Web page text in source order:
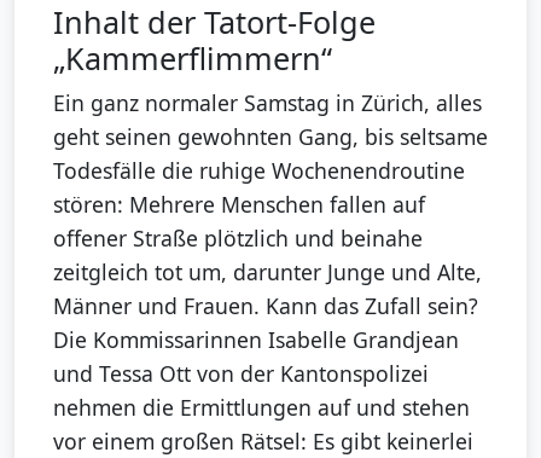
Inhalt der Tatort-Folge
„Kammerflimmern“
Ein ganz normaler Samstag in Zürich, alles
geht seinen gewohnten Gang, bis seltsame
Todesfälle die ruhige Wochenendroutine
stören: Mehrere Menschen fallen auf
offener Straße plötzlich und beinahe
zeitgleich tot um, darunter Junge und Alte,
Männer und Frauen. Kann das Zufall sein?
Die Kommissarinnen Isabelle Grandjean
und Tessa Ott von der Kantonspolizei
nehmen die Ermittlungen auf und stehen
vor einem großen Rätsel: Es gibt keinerlei